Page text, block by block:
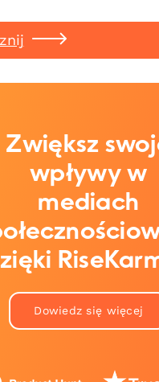
Zwiększ
wpływy w
mediach
Dowiedz się więcej